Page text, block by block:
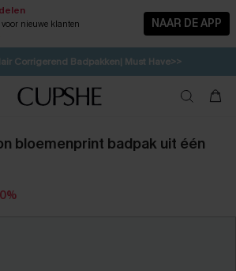
nieuwe klanten NAAR DE APP
KANS | Tot 50% korting>>
Corrigerend Badpakken| Must Have>>
je & ontvang tot 15% korting>>
3, krijg 15% korting | CODE: SW15
bloemenprint badpak uit één